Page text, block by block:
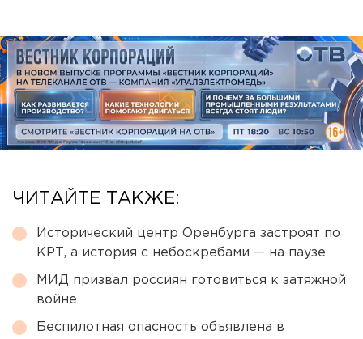
ЧИТАЙТЕ ТАКЖЕ:
Исторический центр Оренбурга застроят по
КРТ, а история с небоскребами — на паузе
МИД призвал россиян готовиться к затяжной
войне
Беспилотная опасность объявлена в